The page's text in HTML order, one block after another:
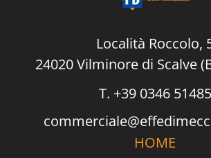
Località Roccolo,
24020 Vilminore di Scalve
T. +39 0346 51485
HOME